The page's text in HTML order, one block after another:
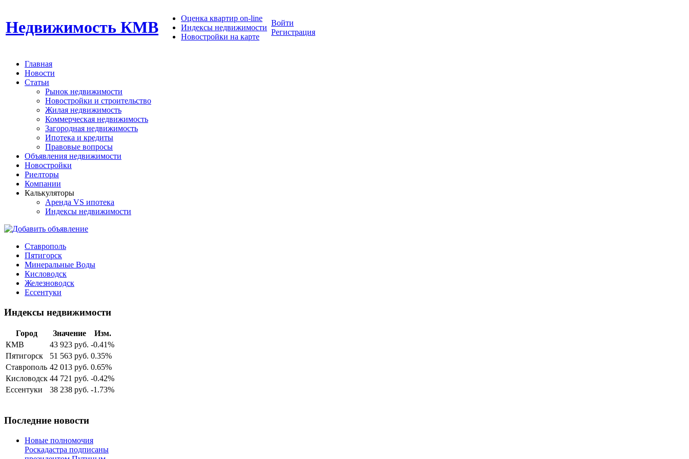
Недвижимость КМВ
Оценка квартир on-line
Индексы недвижимости
Новостройки на карте
Войти
Регистрация
Главная
Новости
Статьи
Рынок недвижимости
Новостройки и строительство
Жилая недвижимость
Коммерческая недвижимость
Загородная недвижимость
Ипотека и кредиты
Правовые вопросы
Объявления недвижимости
Новостройки
Риелторы
Компании
Калькуляторы
Аренда VS ипотека
Индексы недвижимости
Ставрополь
Пятигорск
Минеральные Воды
Кисловодск
Железноводск
Ессентуки
Индексы недвижимости
Город Значение
Изм.
КМВ
43 923 руб. -0.41%
Пятигорск
51 563 руб. 0.35%
Ставрополь 42 013 руб. 0.65%
Кисловодск 44 721 руб. -0.42%
Ессентуки
38 238 руб. -1.73%
Последние новости
Новые полномочия
Роскадастра подписаны